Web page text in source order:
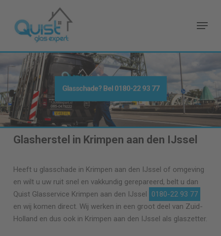
main
Menu
Glasschade? Bel 0180-22 93 77
Glasherstel in Krimpen aan den IJssel
Heeft u glasschade in Krimpen aan den IJssel of omgeving
en wilt u uw ruit snel en vakkundig gerepareerd, belt u dan
Quist Glasservice Krimpen aan den IJssel
0180-22 93 77
en wij komen direct. Wij werken in een groot deel van Zuid-
Holland en dus ook in Krimpen aan den IJssel als glaszetter.